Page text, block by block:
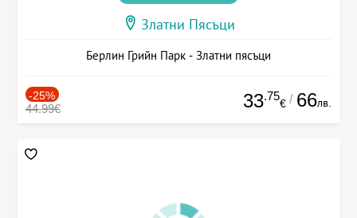
Златни Пясъци
Берлин Грийн Парк - Златни пясъци
-25%
44.99€ 33.75
€ / 66лв.